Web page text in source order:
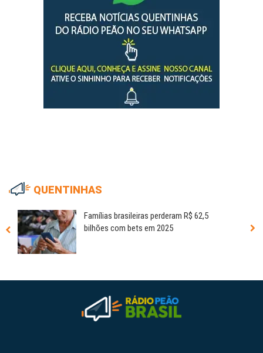
QUENTINHAS
Famílias brasileiras perderam R$ 62,5
bilhões com bets em 2025